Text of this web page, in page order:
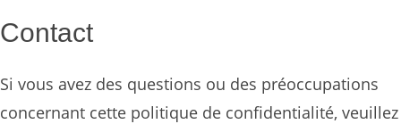
Contact
Si vous avez des questions ou des préoccupations
concernant cette politique de confidentialité, veuillez